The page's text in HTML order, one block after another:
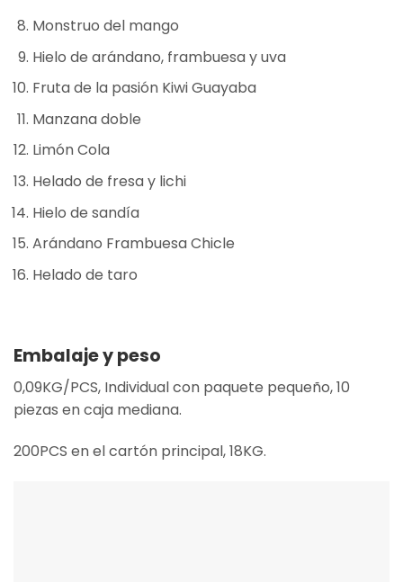
Monstruo del mango
Hielo de arándano, frambuesa y uva
Fruta de la pasión Kiwi Guayaba
Manzana doble
Limón Cola
Helado de fresa y lichi
Hielo de sandía
Arándano Frambuesa Chicle
Helado de taro
Embalaje y peso
0,09KG/PCS, Individual con paquete pequeño, 10
piezas en caja mediana.
200PCS en el cartón principal, 18KG.